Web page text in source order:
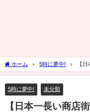
ホーム 5時に夢中!
【
で爆食食べ歩き！！
5時に夢中! 未分類
【日本一長い商店